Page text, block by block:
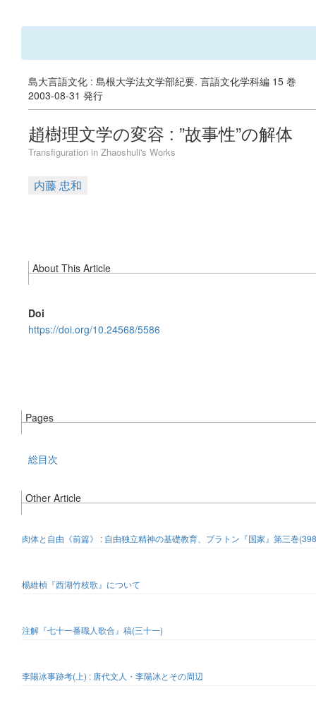
島大言語文化 : 島根大学法文学部紀要. 言語文化学科編 15 巻
2003-08-31 発行
趙樹理文学の変容 : ”故事性”の解体
Transfiguration in Zhaoshuli's Works
内藤 忠和
About This Article
Doi
https://doi.org/10.24568/5586
Pages
総目次
Other Article
肉体と自由《前篇》 : 自由独立精神の基礎教育、プラトン『国家』第三巻
楊維楨『西湖竹枝歌』について
注解『七十一番職人歌合』稿(三十一)
李陽冰事跡考(上) : 唐代文人・李陽冰とその周辺